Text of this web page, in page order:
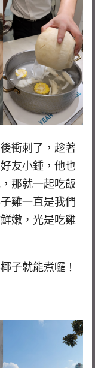
衝刺了，趁著
友小鍾，他也
那就一起吃飯
雞一直是我們
嫩，光是吃雞
子就能煮囉！